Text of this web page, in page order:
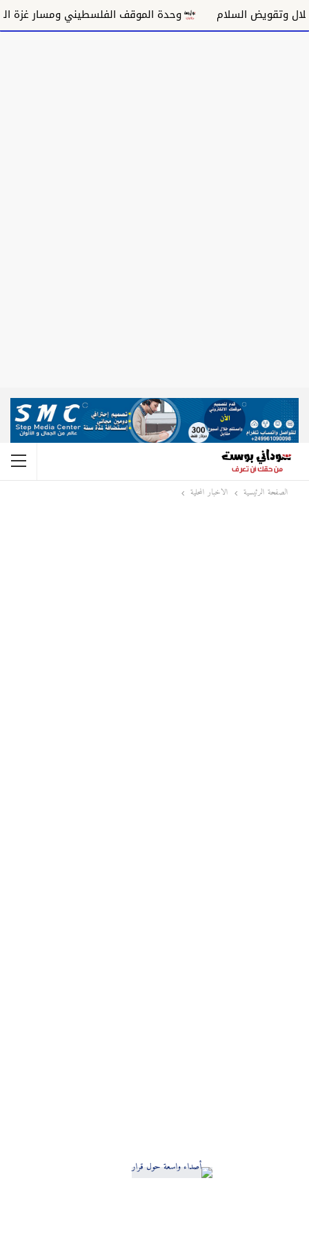
السلام وحدة الموقف الفلسطيني ومسار غزة السياسي
الصفحة الرئيسية الاخبار المحلية